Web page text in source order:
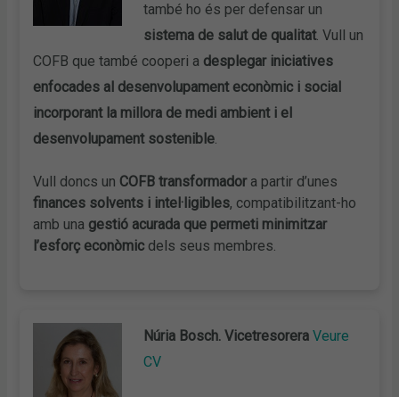
també ho és per defensar un
sistema de salut de qualitat. Vull un
COFB que també cooperi a desplegar iniciatives
enfocades al desenvolupament econòmic i social
incorporant la millora de medi ambient i el
desenvolupament sostenible.
Vull doncs un COFB transformadora partir d’unes
finances solvents i intel·ligibles, compatibilitzant-ho
amb una gestió acurada que permeti minimitzar
l’esforç econòmic dels seus membres.
Núria Bosch. VicetresoreraVeure
CV